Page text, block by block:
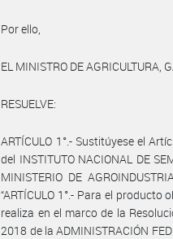
Por ello,
EL MINISTRO DE AGRICULTURA,
RESUELVE:
ARTÍCULO 1°.- Sustitúyese el
del INSTITUTO NACIONAL DE
MINISTERIO DE
“ARTÍCULO 1°.- Para el
realiza en el marco de la
2018 de la ADMINISTRACIÓN